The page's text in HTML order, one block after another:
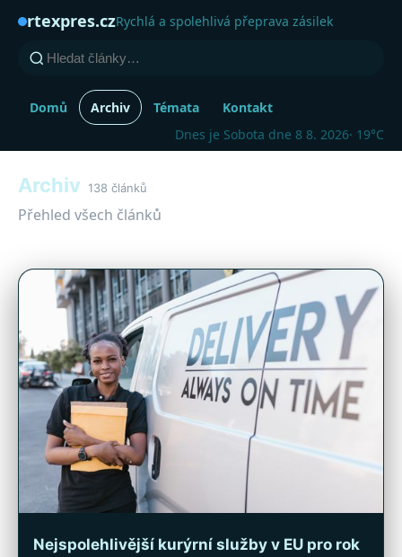
rtexpres.czRychlá a spolehlivá přeprava zásilek
Domů Archiv Témata
Kontakt
Dnes je Sobota dne 8 8. 2026· 19°C
Archiv 138 článků
Přehled všech článků
Nejspolehlivější kurýrní služby v EU pro rok